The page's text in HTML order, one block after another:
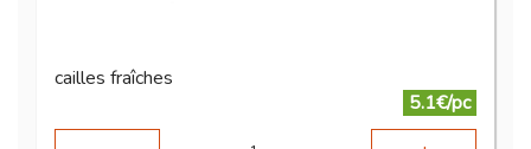
cailles fraîches
5.1€/pc